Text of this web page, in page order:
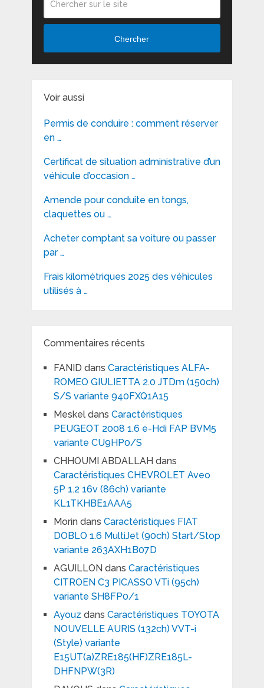
Chercher
Voir aussi
Permis de conduire : comment réserver
en …
Certificat de situation administrative d’un
véhicule d’occasion …
Amende pour conduite en tongs,
claquettes ou …
Acheter comptant sa voiture ou passer
par …
Frais kilométriques 2025 des véhicules
utilisés à …
Commentaires récents
FANID dans Caractéristiques ALFA-
ROMEO GIULIETTA 2.0 JTDm (150ch)
S/S variante 940FXQ1A15
Meskeldans Caractéristiques
PEUGEOT 2008 1.6 e-Hdi FAP BVM5
variante CU9HP0/S
CHHOUMI ABDALLAH dans
Caractéristiques CHEVROLET Aveo
5P 1.2 16v (86ch) variante
KL1TKHBE1AAA5
Morindans Caractéristiques FIAT
DOBLO 1.6 MultiJet (90ch) Start/Stop
variante 263AXH1B07D
AGUILLON dans Caractéristiques
CITROEN C3 PICASSO VTi (95ch)
variante SH8FP0/1
Ayouz dans Caractéristiques TOYOTA
NOUVELLE AURIS (132ch) VVT-i
(Style) variante
E15UT(a)ZRE185(HF)ZRE185L-
DHFNPW(3R)